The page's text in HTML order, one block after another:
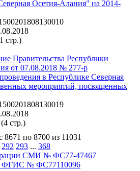
Осетия-Алания" на 2014-
стр.)
Правительства Республики
от 07.08.2018 № 277-р
в Республике Северная
мероприятий, посвященных
(4 стр.)
по 8700 из 11031
292 293 ... 368
СМИ № ФС77-47467
ФГИС № ФС77110096